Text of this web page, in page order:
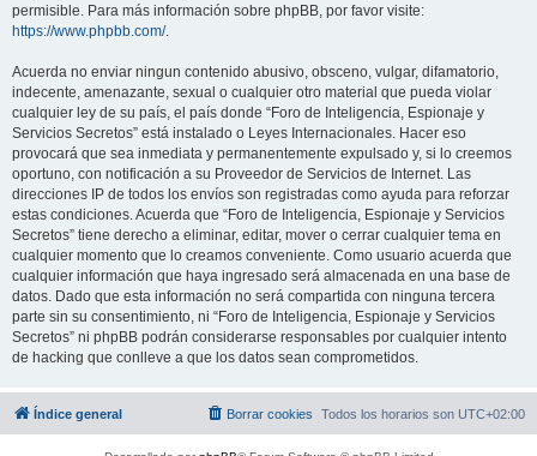
permisible. Para más información sobre phpBB, por favor visite:
https://www.phpbb.com/.
Acuerda no enviar ningun contenido abusivo, obsceno, vulgar, difamatorio,
indecente, amenazante, sexual o cualquier otro material que pueda violar
cualquier ley de su país, el país donde “Foro de Inteligencia, Espionaje y
Servicios Secretos” está instalado o Leyes Internacionales. Hacer eso
provocará que sea inmediata y permanentemente expulsado y, si lo creemos
oportuno, con notificación a su Proveedor de Servicios de Internet. Las
direcciones IP de todos los envíos son registradas como ayuda para reforzar
estas condiciones. Acuerda que “Foro de Inteligencia, Espionaje y Servicios
Secretos” tiene derecho a eliminar, editar, mover o cerrar cualquier tema en
cualquier momento que lo creamos conveniente. Como usuario acuerda que
cualquier información que haya ingresado será almacenada en una base de
datos. Dado que esta información no será compartida con ninguna tercera
parte sin su consentimiento, ni “Foro de Inteligencia, Espionaje y Servicios
Secretos” ni phpBB podrán considerarse responsables por cualquier intento
de hacking que conlleve a que los datos sean comprometidos.
Índice general Todos los horarios son UTC+02:00
Borrar cookies